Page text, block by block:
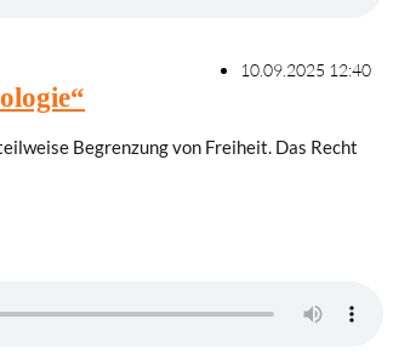
10.09.2025 12:40
Begrenzung von Freiheit. Das Recht